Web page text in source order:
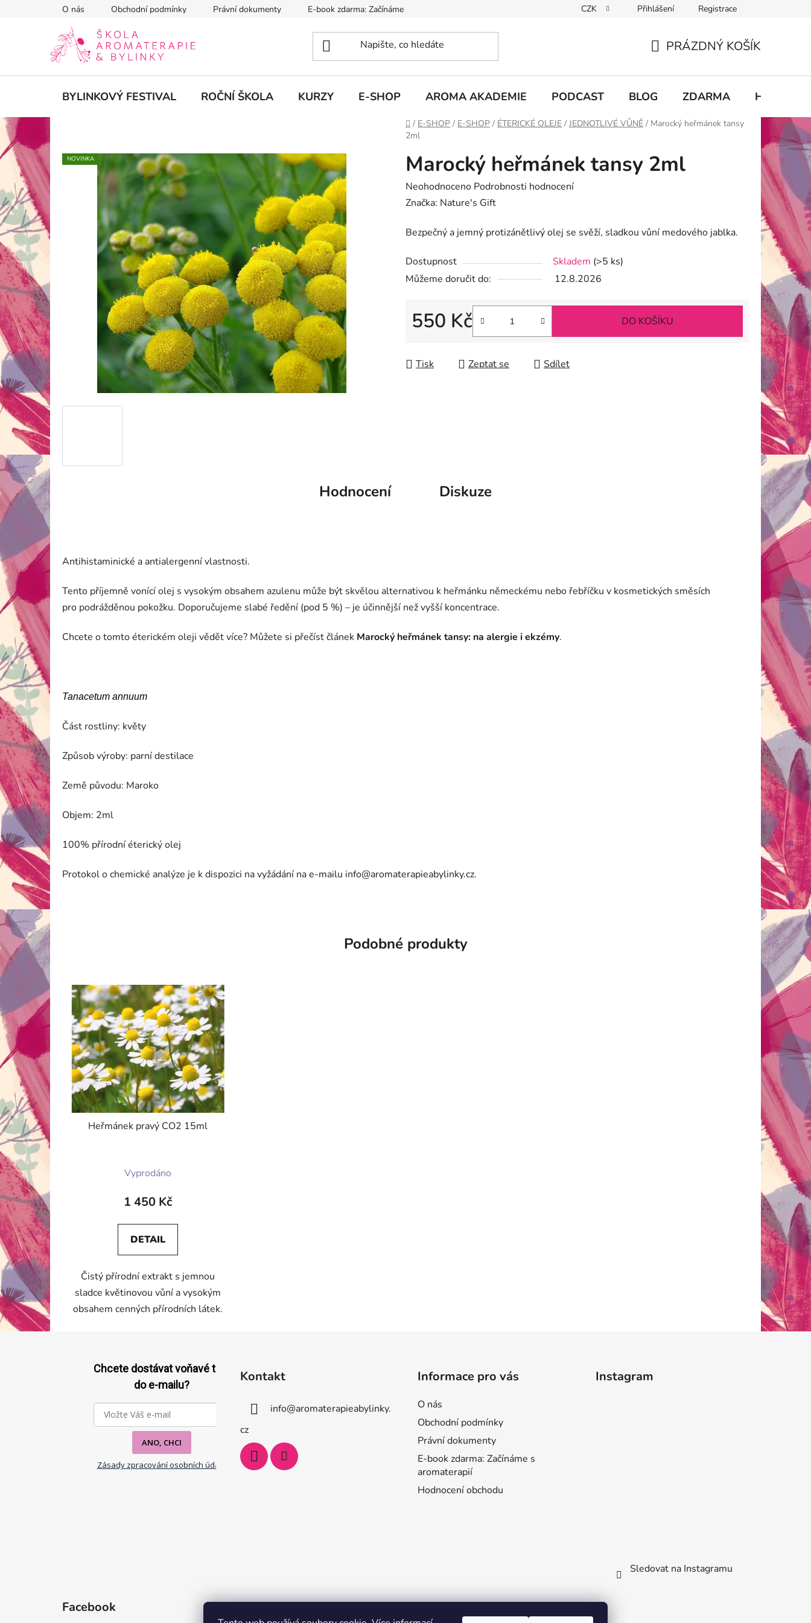
O nás Obchodní podmínky Právní dokumenty E-book zdarma: Začínáme s aromaterapií CZK Přihlášení Registrace
KOŠÍK
PRÁZDNÝ KOŠÍK
BYLINKOVÝ FESTIVAL ROČNÍ ŠKOLA KURZY E-SHOP AROMA AKADEMIE PODCAST BLOG ZDARMA
Domů
/ E-SHOP / E-SHOP / ÉTERICKÉ OLEJE / JEDNOTLIVÉ VŮNĚ / Marocký heřmánek tansy
2ml
Marocký heřmánek tansy 2ml
Průměrné
hodnocení
je
z
5
Neohodnoceno Podrobnosti hodnocení
Značka: Nature's Gift
Bezpečný a jemný protizánětlivý olej se svěží, sladkou vůní medového jablka.
Dostupnost Skladem (>5 ks)
Můžeme doručit do:
12.8.2026
550 Kč DO KOŠÍKU
Tisk Zeptat se Sdílet
NOVINKA
Hodnocení Diskuze
Antihistaminické a antialergenní vlastnosti.
Tento příjemně vonící olej s vysokým obsahem azulenu může být skvělou alternativou k heřmánku německému nebo řebříčku v kosmetických směsích
pro podrážděnou pokožku. Doporučujeme slabé ředění (pod 5 %) – je účinnější než vyšší koncentrace.
Chcete o tomto éterickém oleji vědět více? Můžete si přečíst článek Marocký heřmánek tansy: na alergie i ekzémy.
Tanacetum annuum
Část rostliny: květy
Způsob výroby: parní destilace
Země původu: Maroko
Objem: 2ml
100% přírodní éterický olej
Protokol o chemické analýze je k dispozici na vyžádání na e-mailu info@aromaterapieabylinky.cz.
Podobné produkty
Heřmánek pravý CO2 15ml
hodnocení
produktu
5,0
z
hvězdiček.
Vyprodáno
1 450 Kč
DETAIL
Čistý přírodní extrakt s jemnou
sladce květinovou vůní a vysokým
obsahem cenných přírodních látek.
Chcete dostávat voňavé tipy
do e-mailu?
ANO, CHCI
Zásady zpracování osobních údajů
Kontakt
info@aromaterapieabylinky.
cz
Informace pro vás
O nás
Obchodní podmínky
Právní dokumenty
E-book zdarma: Začínáme s
aromaterapií
Hodnocení obchodu
Instagram
Sledovat na Instagramu
Facebook